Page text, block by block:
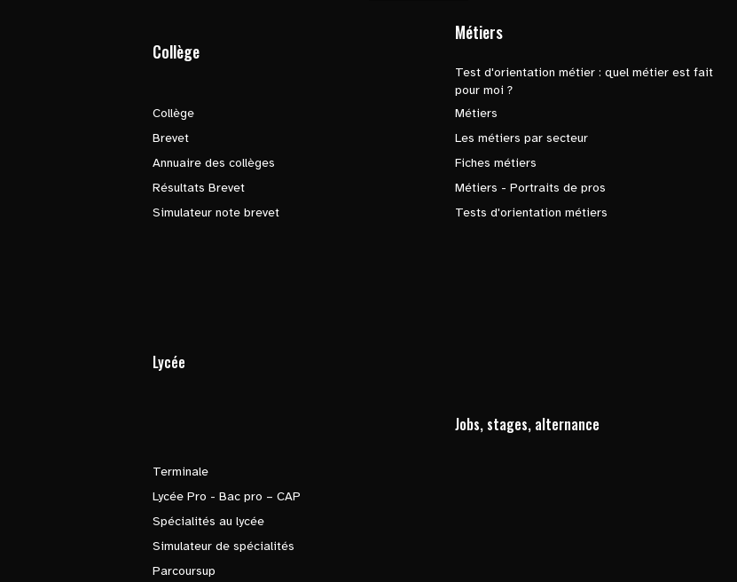
Collège
Collège
Brevet
Annuaire des collèges
Résultats Brevet
Simulateur note brevet
Métiers
Test d'orientation métier : quel métier est fait
pour moi ?
Métiers
Les métiers par secteur
Fiches métiers
Métiers - Portraits de pros
Tests d'orientation métiers
Lycée
Terminale
Lycée Pro - Bac pro – CAP
Spécialités au lycée
Simulateur de spécialités
Parcoursup
Jobs, stages, alternance